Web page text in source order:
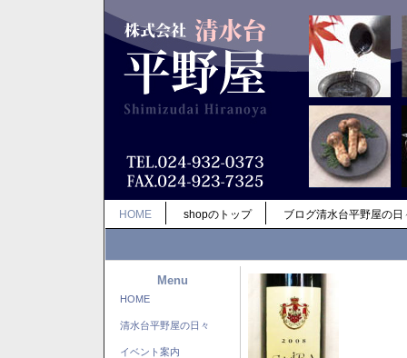
HOME shopのトップ ブログ清水台平野屋の日
Menu
HOME
清水台平野屋の日々
イベント案内